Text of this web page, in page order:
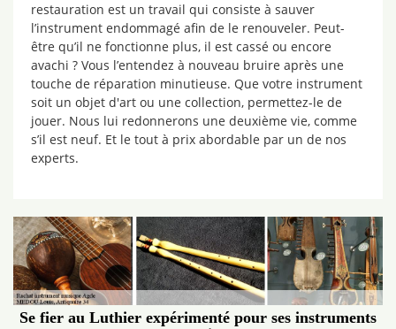
restauration est un travail qui consiste à sauver
l’instrument endommagé afin de le renouveler. Peut-
être qu’il ne fonctionne plus, il est cassé ou encore
avachi ? Vous l’entendez à nouveau bruire après une
touche de réparation minutieuse. Que votre instrument
soit un objet d'art ou une collection, permettez-le de
jouer. Nous lui redonnerons une deuxième vie, comme
s’il est neuf. Et le tout à prix abordable par un de nos
experts.
Se fier au Luthier expérimenté pour ses instruments